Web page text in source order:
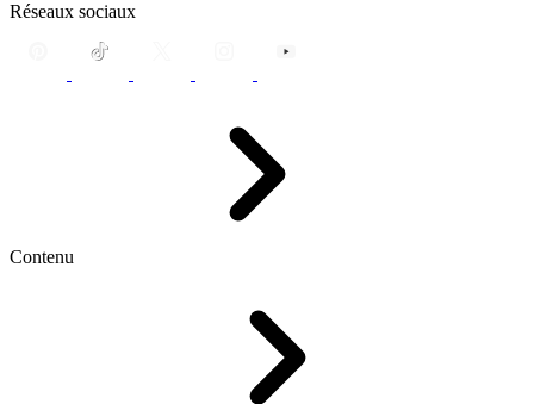
Réseaux sociaux
Contenu